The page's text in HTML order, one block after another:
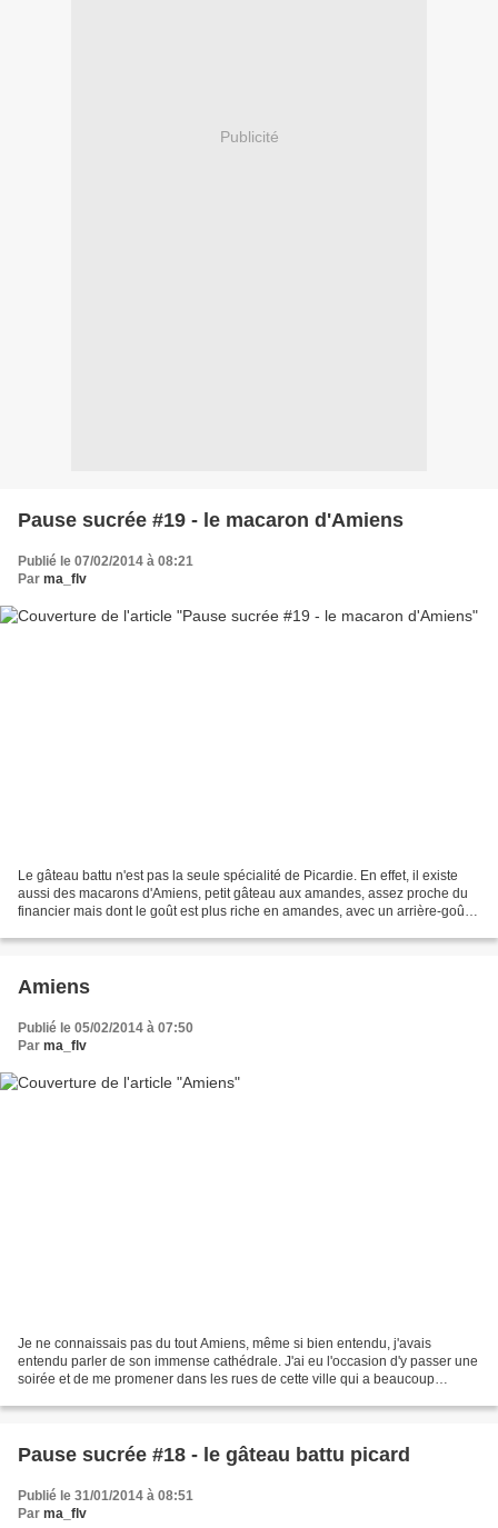
Publicité
Pause sucrée #19 - le macaron d'Amiens
Publié le 07/02/2014 à 08:21
Par ma_flv
Le gâteau battu n'est pas la seule spécialité de Picardie. En effet, il existe
aussi des macarons d'Amiens, petit gâteau aux amandes, assez proche du
financier mais dont le goût est plus riche en amandes, avec un arrière-goût
Amiens
Publié le 05/02/2014 à 07:50
Par ma_flv
Je ne connaissais pas du tout Amiens, même si bien entendu, j'avais
entendu parler de son immense cathédrale. J'ai eu l'occasion d'y passer une
soirée et de me promener dans les rues de cette ville qui a beaucoup
Pause sucrée #18 - le gâteau battu picard
Publié le 31/01/2014 à 08:51
Par ma_flv